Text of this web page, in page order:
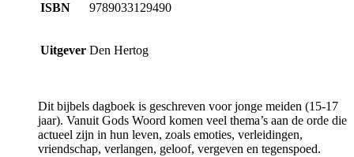
ISBN 9789033129490
Uitgever Den Hertog
Dit bijbels dagboek is geschreven voor jonge meiden (15-17
jaar). Vanuit Gods Woord komen veel thema’s aan de orde die
actueel zijn in hun leven, zoals emoties, verleidingen,
vriendschap, verlangen, geloof, vergeven en tegenspoed.